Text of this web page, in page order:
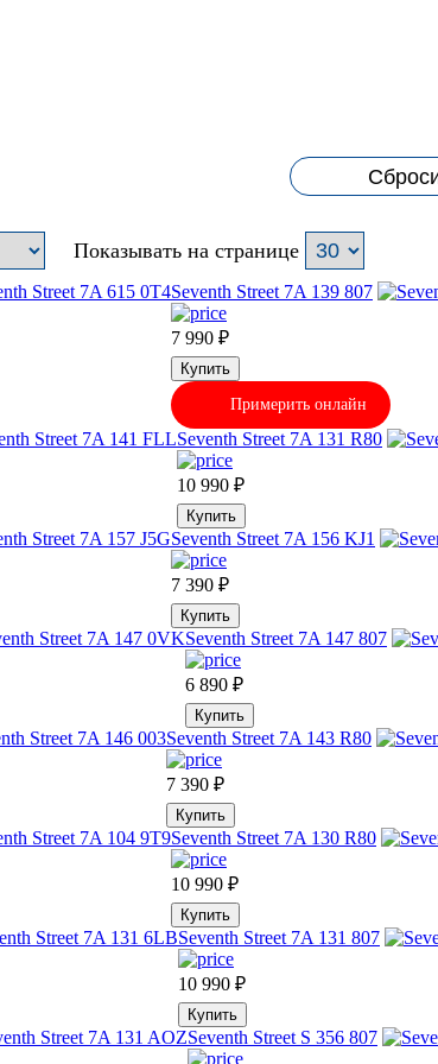
Показывать на странице
Seventh Street 7A 139 807
7 990 ₽
Купить
Примерить онлайн
Seventh Street 7A 131 R80
10 990 ₽
Купить
Seventh Street 7A 156 KJ1
7 390 ₽
Купить
Seventh Street 7A 147 807
6 890 ₽
Купить
Seventh Street 7A 143 R80
7 390 ₽
Купить
Seventh Street 7A 130 R80
10 990 ₽
Купить
Seventh Street 7A 131 807
10 990 ₽
Купить
Seventh Street S 356 807